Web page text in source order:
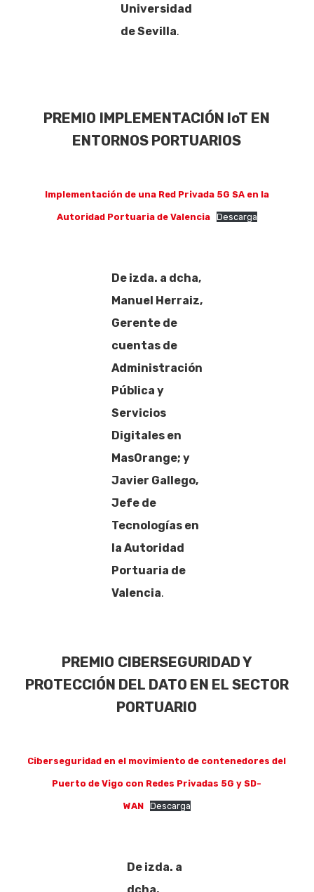
Universidad
de Sevilla.
PREMIO IMPLEMENTACIÓN IoT EN
ENTORNOS PORTUARIOS
Implementación de una Red Privada 5G SA en la
Autoridad Portuaria de Valencia Descarga
De izda. a dcha,
Manuel Herraiz,
Gerente de
cuentas de
Administración
Pública y
Servicios
Digitales en
MasOrange; y
Javier Gallego,
Jefe de
Tecnologías en
la Autoridad
Portuaria de
Valencia.
PREMIO CIBERSEGURIDAD Y
PROTECCIÓN DEL DATO EN EL SECTOR
PORTUARIO
Ciberseguridad en el movimiento de contenedores del
Puerto de Vigo con Redes Privadas 5G y SD-
WAN Descarga
De izda. a